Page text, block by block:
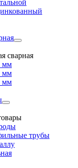
сварная
мм
мм
мм
трубы